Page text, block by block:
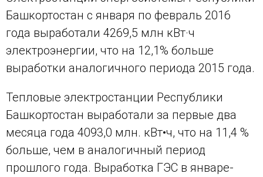
Башкортостан с января по февраль 2016
года выработали 4269,5 млн кВт·ч
электроэнергии, что на 12,1% больше
выработки аналогичного периода 2015 года.
Тепловые электростанции Республики
Башкортостан выработали за первые два
месяца года 4093,0 млн. кВт•ч, что на 11,4 %
больше, чем в аналогичный период
прошлого года. Выработка ГЭС в январе-